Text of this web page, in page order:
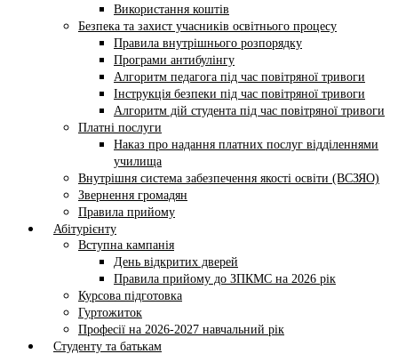
Використання коштів
Безпека та захист учасників освітнього процесу
Правила внутрішнього розпорядку
Програми антибулінгу
Алгоритм педагога під час повітряної тривоги
Інструкція безпеки під час повітряної тривоги
Алгоритм дій студента під час повітряної тривоги
Платні послуги
Наказ про надання платних послуг відділеннями
училища
Внутрішня система забезпечення якості освіти (ВСЗЯО)
Звернення громадян
Правила прийому
Абітурієнту
Вступна кампанія
День відкритих дверей
Правила прийому до ЗПКМС на 2026 рік
Курсова підготовка
Гуртожиток
Професії на 2026-2027 навчальний рік
Студенту та батькам